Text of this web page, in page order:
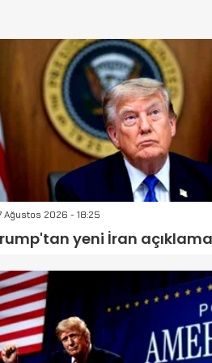
Ağustos 2026 - 18:25
yeni İran